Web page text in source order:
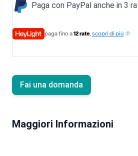
Paga con PayPal anche in 3
paga fino a12 rate, scopri di più
Fai una domanda
Maggiori Informazioni